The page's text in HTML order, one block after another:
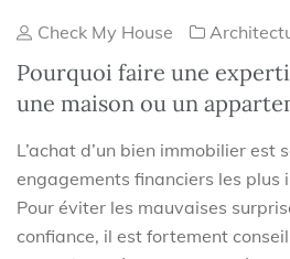
Check My House
Pourquoi faire une
une maison ou un
L’achat d’un bien immobilier est
engagements financiers les plus
Pour éviter les mauvaises
confiance, il est fortement